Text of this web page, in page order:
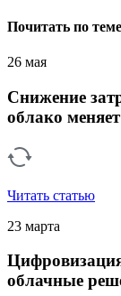
Почитать по теме
26 мая
Снижение
облако
Читать статью
23 марта
облачные